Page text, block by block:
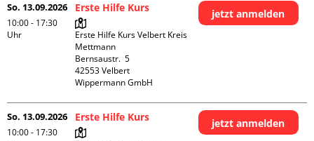
So. 13.09.2026
10:00 - 17:30
Uhr
Erste Hilfe Kurs
Erste Hilfe Kurs Velbert Kreis
Mettmann
Bernsaustr.  5
42553 Velbert
Wippermann GmbH
jetzt anmelden
So. 13.09.2026
10:00 - 17:30
Erste Hilfe Kurs jetzt anmelden